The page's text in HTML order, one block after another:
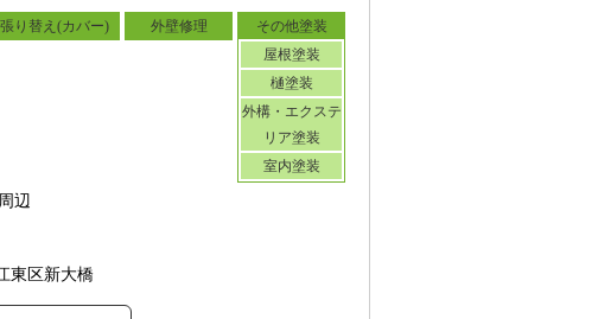
り替え(カバー) 外壁修理
その他塗装
屋根塗装
樋塗装
外構・エクステ
リア塗装
室内塗装
辺
東区新大橋